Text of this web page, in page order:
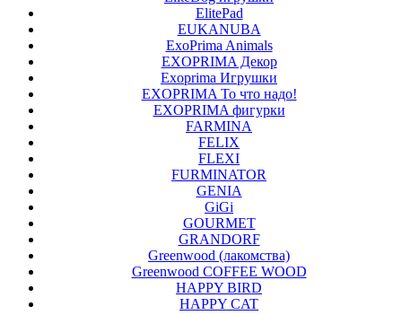
ElitePad
EUKANUBA
ExoPrima Animals
EXOPRIMA Декор
Exoprima Игрушки
EXOPRIMA То что надо!
EXOPRIMA фигурки
FARMINA
FELIX
FLEXI
FURMINATOR
GENIA
GiGi
GOURMET
GRANDORF
Greenwood (лакомства)
Greenwood COFFEE WOOD
HAPPY BIRD
HAPPY CAT